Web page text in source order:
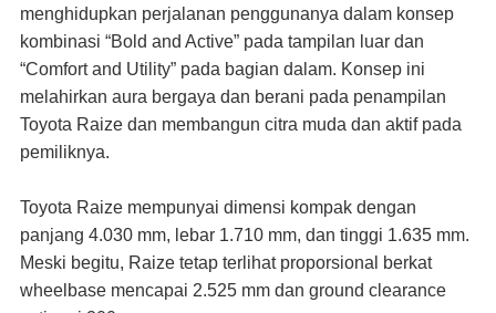
menghidupkan perjalanan penggunanya dalam konsep
kombinasi “Bold and Active” pada tampilan luar dan
“Comfort and Utility” pada bagian dalam. Konsep ini
melahirkan aura bergaya dan berani pada penampilan
Toyota Raize dan membangun citra muda dan aktif pada
pemiliknya.
Toyota Raize mempunyai dimensi kompak dengan
panjang 4.030 mm, lebar 1.710 mm, dan tinggi 1.635 mm.
Meski begitu, Raize tetap terlihat proporsional berkat
wheelbase mencapai 2.525 mm dan ground clearance